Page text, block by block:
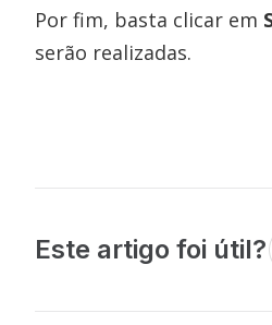
Por fim, basta clicar em
serão realizadas.
Este artigo foi útil?